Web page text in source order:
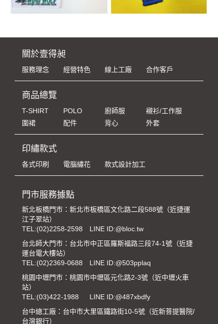
關於壹得昶
服務理念 經營特色 線上工廠 合作客戶
商品總覽
T-SHIRT POLO 廚師服
襯衫/工作服
圍裙
配件 背心 外套
印繡款式
各式印刷 電腦繡花 款式設計加工
門市服務據點
新北板橋門市：新北市板橋區文化路二段588號（近捷運
江子翠站）
TEL:(02)2258-2598
LINE ID:@bloc.tw
台北師大門市：台北市中正區羅斯福路三段74-1號（近捷
運台電大樓站）
TEL:(02)2369-0688
LINE ID:@503pplaq
桃園中壢門市：桃園市中壢區元化路2-3號（近中壢火車
站）
TEL:(03)422-1988
LINE ID:@487xbdfy
台中總工廠：台中市大里區鐵路街10-5號（近新菩提醫院/
台灣銀行）